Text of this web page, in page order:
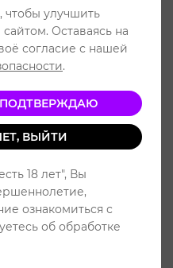
чтобы улучшить
Оставаясь на
согласие с нашей
.
ПОДТВЕРЖДАЮ
ВЫЙТИ
18 лет", Вы
ознакомиться с
об обработке